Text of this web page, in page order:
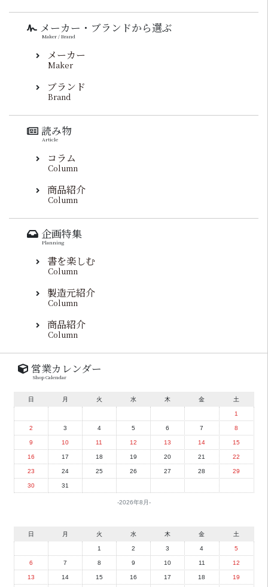
メーカー・ブランドから選ぶ
Maker / Brand
メーカー
Maker
ブランド
Brand
読み物
Article
コラム
Column
商品紹介
Column
企画特集
Planning
書を楽しむ
Column
製造元紹介
Column
商品紹介
Column
営業カレンダー
Shop Calendar
2026年8月
日 月 火 水 木 金 土
1
2 3 4 5 6 7 8
9 10 11 12 13 14 15
16 17 18 19 20 21 22
23 24 25 26 27 28 29
30 31
日 月 火 水 木 金 土
1 2 3 4 5
6 7 8 9 10 11 12
13 14 15 16 17 18 19